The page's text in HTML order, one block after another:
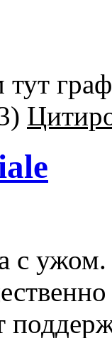
с ужом.